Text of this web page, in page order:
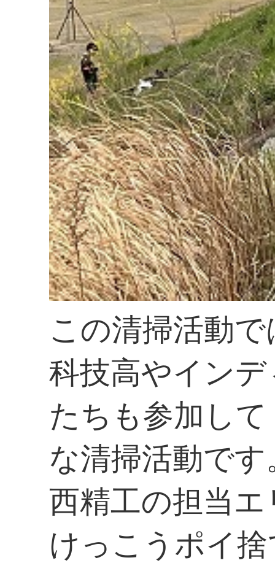
この清掃活動
科技高やイン
たちも参加し
な清掃活動です
西精工の担当
けっこうポイ